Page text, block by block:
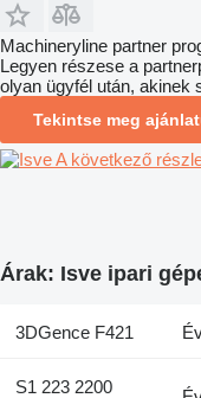
Machineryline partner
Legyen részese a
olyan ügyfél után, akinek
Tekintse meg
A következő
Árak: Isve ipari
3DGence F421
S1 223 2200